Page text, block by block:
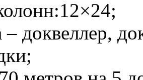
– доквеллер,